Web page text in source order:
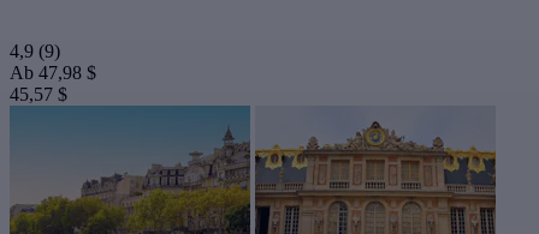
4,9 (9)
Ab 47,98 $
45,57 $